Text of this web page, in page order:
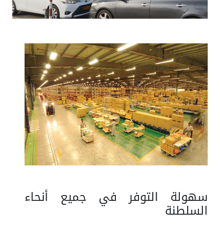
سهولة التوفر في جميع أنحاء
السلطنة